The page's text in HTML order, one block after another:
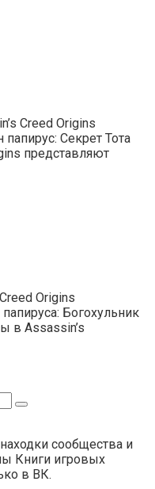
Creed Origins
папирус: Секрет Тота
представляют
Origins
Богохульник
в Assassin’s
сообщества и
Книги игровых
в ВК.